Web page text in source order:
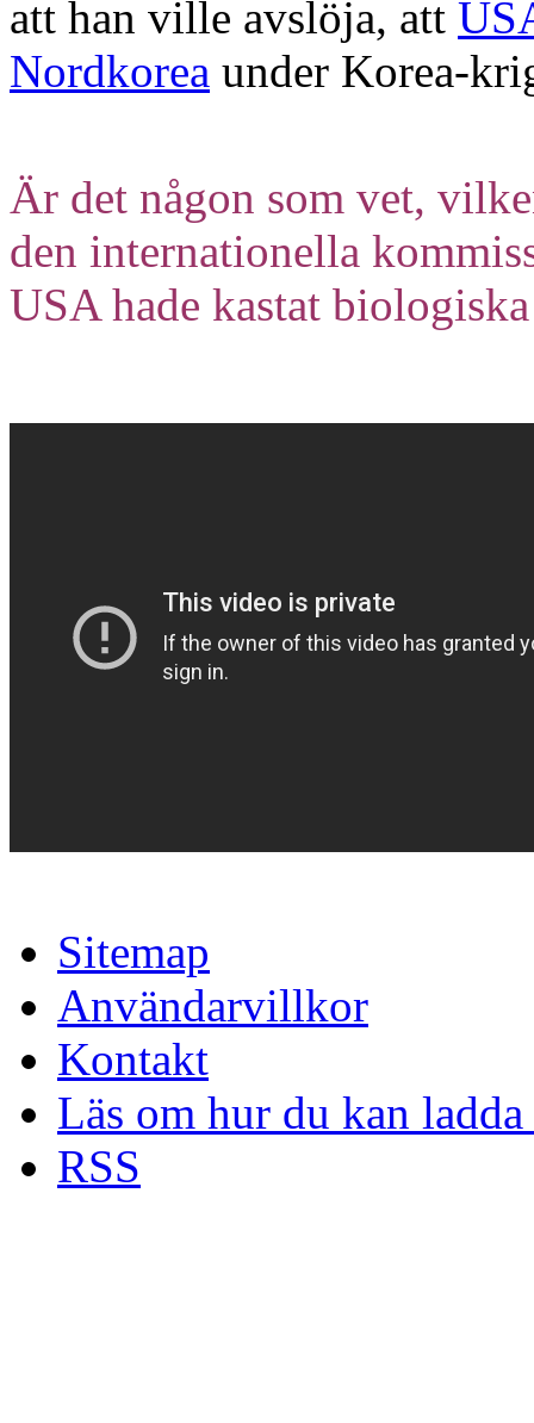
att han ville avslöja, att
Nordkorea under Korea-
Är det någon som vet,
den internationella
USA hade kastat
Sitemap
Användarvillkor
Kontakt
Läs om hur du kan
RSS